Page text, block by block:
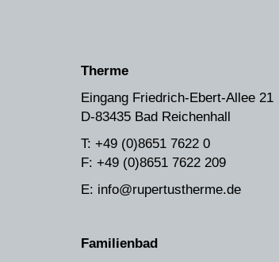
Therme
Eingang Friedrich-Ebert-Allee 21
D-83435 Bad Reichenhall
T: +49 (0)8651 7622 0
F: +49 (0)8651 7622 209
E: info@rupertustherme.de
Familienbad